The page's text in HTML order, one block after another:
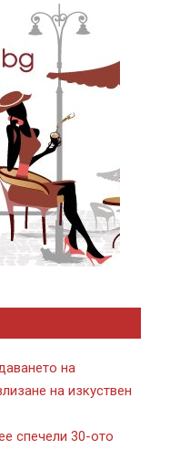
на
на изкуствен
спечели 30-ото